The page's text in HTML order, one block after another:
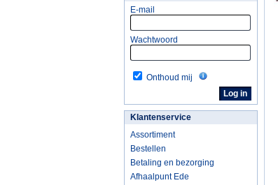
E-mail
Wachtwoord
Onthoud mij
Klantenservice
Assortiment
Bestellen
Betaling en bezorging
Afhaalpunt Ede